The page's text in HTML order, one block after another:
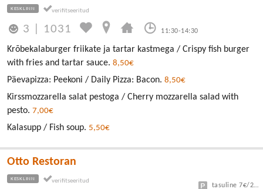
KESKLINN
3 1031 11:30-14:30
Krõbekalaburger friikate ja tartar kastmega / Crispy fish burger
with fries and tartar sauce. 8,50€
Päevapizza: Peekoni / Daily Pizza: Bacon. 8,50€
Kirssmozzarella salat pestoga / Cherry mozzarella salad with
pesto. 7,00€
Kalasupp / Fish soup. 5,50€
Otto Restoran
KESKLINN
tasuline 7€/24h